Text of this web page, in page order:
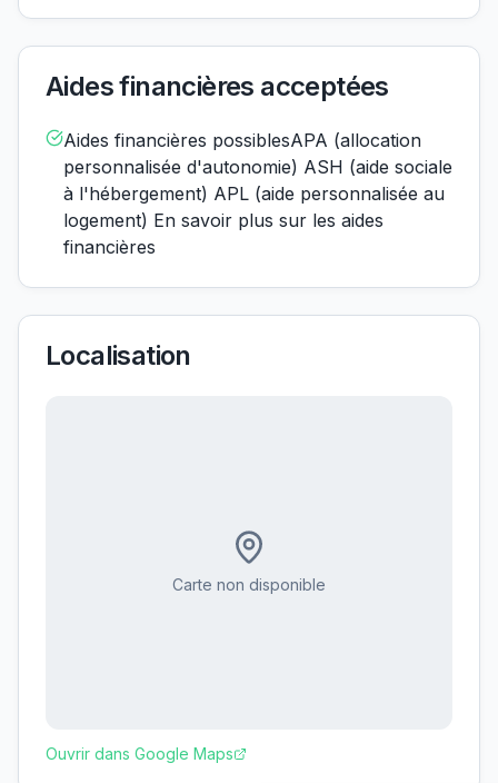
Aides financières acceptées
Aides financières possiblesAPA (allocation
personnalisée d'autonomie) ASH (aide sociale
à l'hébergement) APL (aide personnalisée au
logement) En savoir plus sur les aides
financières
Localisation
Carte non disponible
Ouvrir dans Google Maps